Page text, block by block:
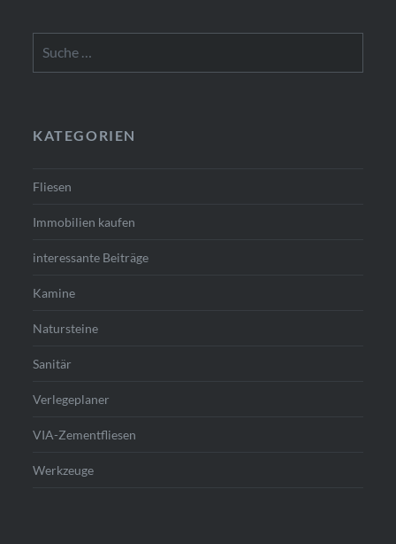
nach:
KATEGORIEN
Fliesen
Immobilien kaufen
interessante Beiträge
Kamine
Natursteine
Sanitär
Verlegeplaner
VIA-Zementfliesen
Werkzeuge